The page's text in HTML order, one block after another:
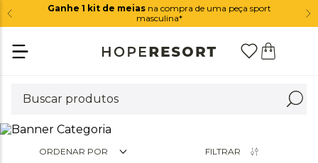
Ganhe 1 kit de meiasna compra de uma peça sport
masculina*
ORDENAR POR FILTRAR